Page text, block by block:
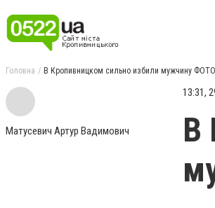
Головна В Кропивницком сильно избили мужчину ФОТО
Матусевич Артур Вадимович
13:31,
В